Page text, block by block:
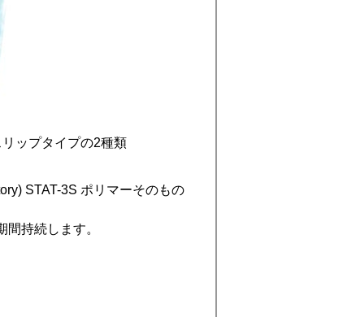
ップタイプの2種類
STAT-3S ポリマーそのもの
持続します。